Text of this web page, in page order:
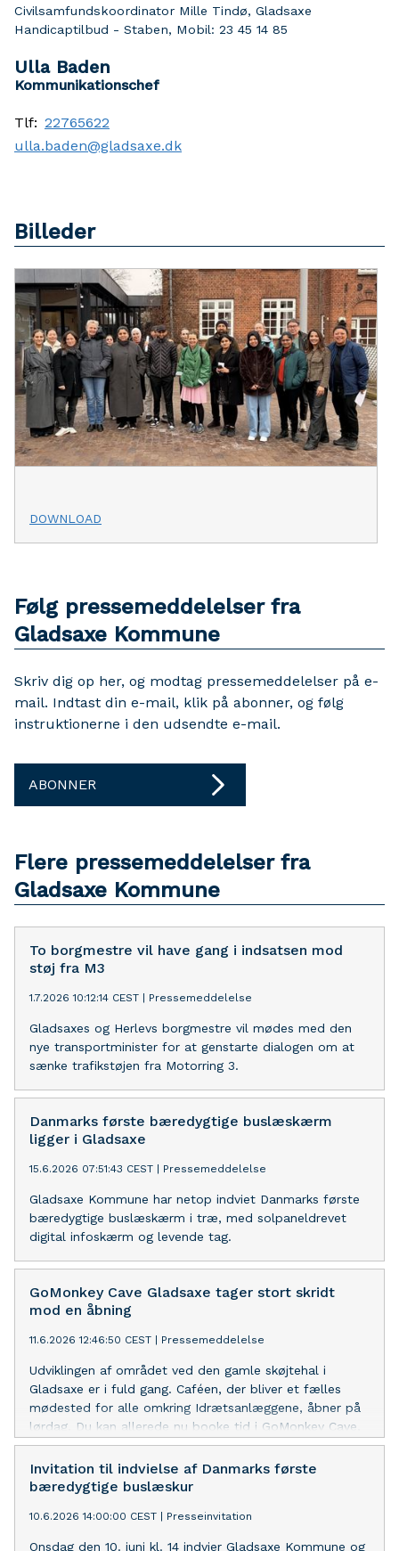
Civilsamfundskoordinator Mille Tindø, Gladsaxe
Handicaptilbud - Staben, Mobil: 23 45 14 85
Ulla Baden
Kommunikationschef
Tlf: 22765622
ulla.baden@gladsaxe.dk
Billeder
DOWNLOAD
Følg pressemeddelelser fra
Gladsaxe Kommune
Skriv dig op her, og modtag pressemeddelelser på e-
mail. Indtast din e-mail, klik på abonner, og følg
instruktionerne i den udsendte e-mail.
ABONNER
Flere pressemeddelelser fra
Gladsaxe Kommune
To borgmestre vil have gang i indsatsen mod
støj fra M3
1.7.2026 10:12:14 CEST | Pressemeddelelse
Gladsaxes og Herlevs borgmestre vil mødes med den
nye transportminister for at genstarte dialogen om at
sænke trafikstøjen fra Motorring 3.
Danmarks første bæredygtige buslæskærm
ligger i Gladsaxe
15.6.2026 07:51:43 CEST | Pressemeddelelse
Gladsaxe Kommune har netop indviet Danmarks første
bæredygtige buslæskærm i træ, med solpaneldrevet
digital infoskærm og levende tag.
GoMonkey Cave Gladsaxe tager stort skridt
mod en åbning
11.6.2026 12:46:50 CEST | Pressemeddelelse
Udviklingen af området ved den gamle skøjtehal i
Gladsaxe er i fuld gang. Caféen, der bliver et fælles
mødested for alle omkring Idrætsanlæggene, åbner på
lørdag. Du kan allerede nu booke tid i GoMonkey Cave,
der åbner 1. august.
Invitation til indvielse af Danmarks første
bæredygtige buslæskur
10.6.2026 14:00:00 CEST | Presseinvitation
Onsdag den 10. juni kl. 14 indvier Gladsaxe Kommune og